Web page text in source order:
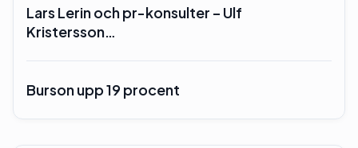
Lars Lerin och pr-konsulter – Ulf
Kristersson…
Burson upp 19 procent